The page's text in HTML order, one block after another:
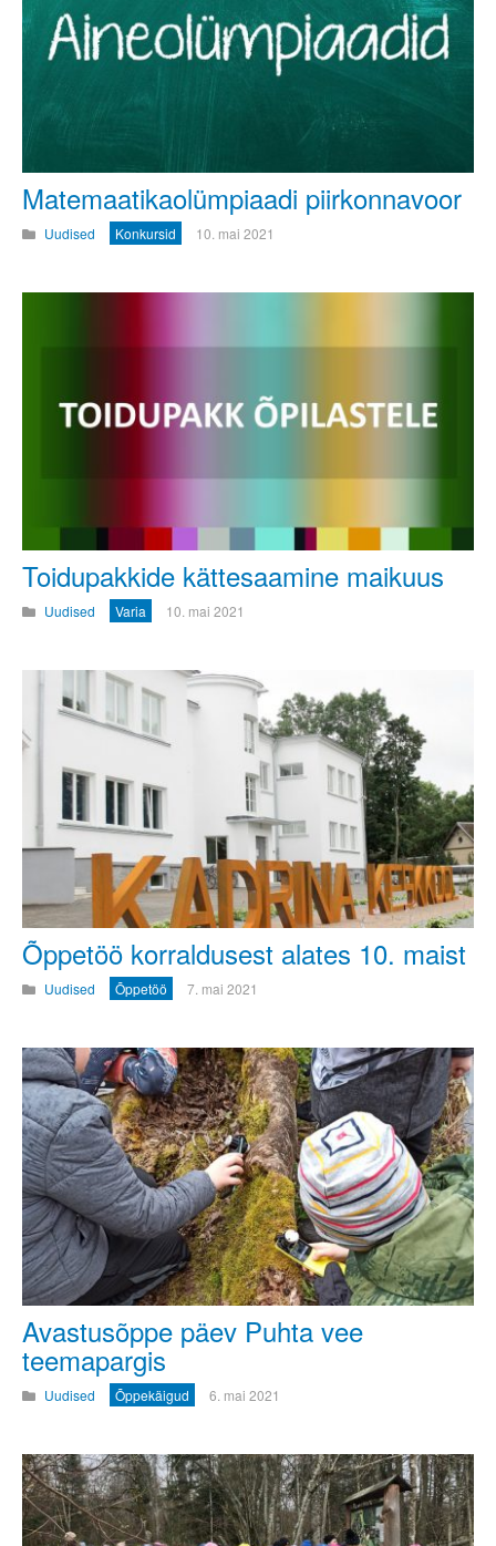
Matemaatikaolümpiaadi piirkonnavoor
Uudised Konkursid 10. mai 2021
Toidupakkide kätte­saamine maikuus
Uudised Varia 10. mai 2021
Õppetöö korraldusest alates 10. maist
Uudised Õppetöö 7. mai 2021
Avastusõppe päev Puhta vee
teemapargis
Uudised Õppekäigud 6. mai 2021